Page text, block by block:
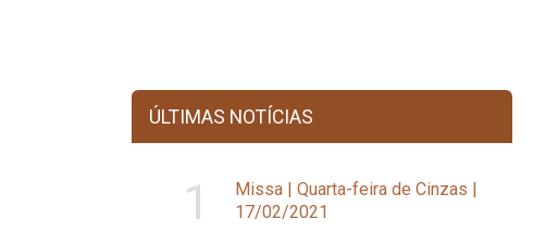
ÚLTIMAS NOTÍCIAS
1
Missa | Quarta-feira de Cinzas |
17/02/2021